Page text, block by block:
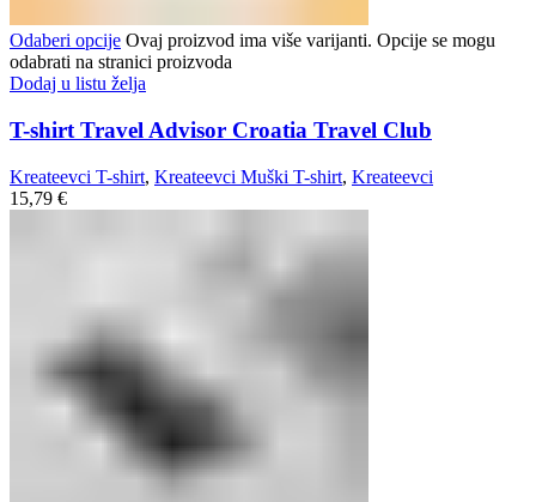
Odaberi opcije Ovaj proizvod ima više varijanti. Opcije se mogu
odabrati na stranici proizvoda
Dodaj u listu želja
T-shirt Travel Advisor Croatia Travel Club
Kreateevci T-shirt, Kreateevci Muški T-shirt, Kreateevci
15,79 €